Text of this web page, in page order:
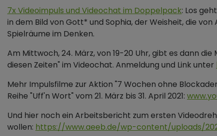
7x Videoimpuls und Videochat im Doppelpack: Los
in dem Bild von Gott* und Sophia, der Weisheit, die
Spielräume im Denken.
Am Mittwoch, 24. März, von 19-20 Uhr, gibt es dann
diesen Zeiten" im Videochat. Anmeldung und Link unter
Mehr Impulsfilme zur Aktion "7 Wochen ohne
Reihe "Uff'n Wort" vom 21. März bis 31. April 2021:
Und hier noch ein Arbeitsbericht zum ersten
wollen: https://www.aeeb.de/wp-content/uploads/